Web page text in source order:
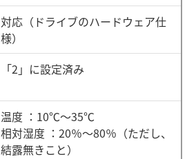
対応（ドライブのハードウェア仕
様）
「2」に設定済み
温度 ：10℃～35℃
相対湿度 ：20％～80％（ただし、
結露無きこと）